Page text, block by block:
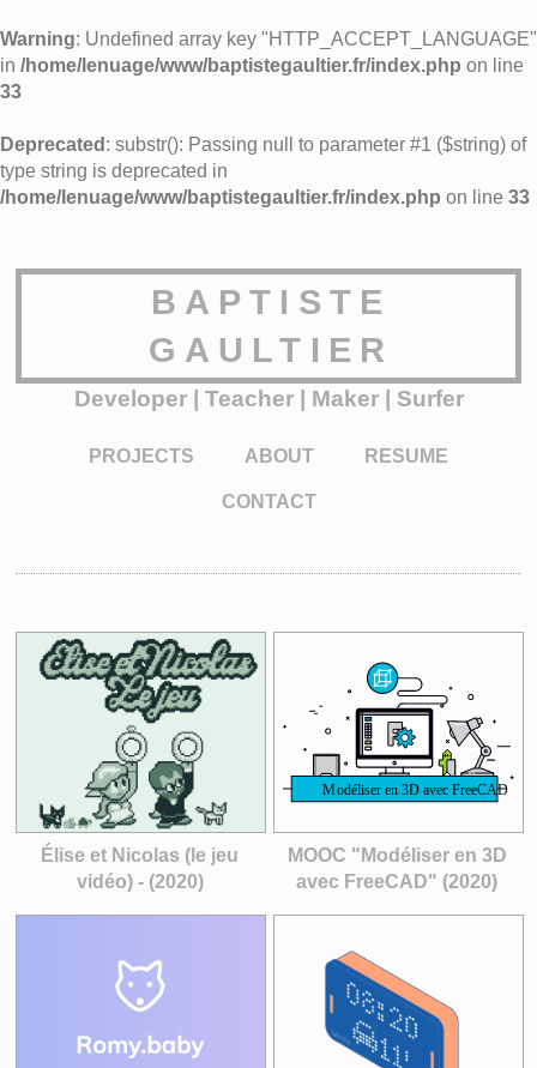
Warning: Undefined array key "HTTP_ACCEPT_LANGUAGE"
in /home/lenuage/www/baptistegaultier.fr/index.php on line
33
Deprecated : substr(): Passing null to parameter #1 ($string) of
type string is deprecated in
/home/lenuage/www/baptistegaultier.fr/index.php on line 33
BAPTISTE
GAULTIER
Developer | Teacher | Maker | Surfer
PROJECTS ABOUT RESUME
CONTACT
Élise et Nicolas (le jeu
vidéo) - (2020)
MOOC "Modéliser en 3D
avec FreeCAD" (2020)